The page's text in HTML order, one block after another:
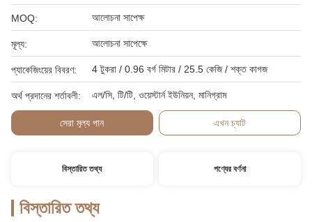
MOQ: আলোচনা সাপেক্ষ
মূল্য: আলোচনা সাপেক্ষে
প্যাকেজিংয়ের বিবরণ: 4 টুকরা / 0.96 বর্গ মিটার / 25.5 কেজি / শক্ত কাগজ
অর্থ প্রদানের শর্তাবলী: এল/সি, টি/টি, ওয়েস্টার্ন ইউনিয়ন, মানিগ্রাম
সেরা মূল্য পান এখন চ্যাট
বিস্তারিত তথ্য পণ্যের বর্ণনা
বিস্তারিত তথ্য